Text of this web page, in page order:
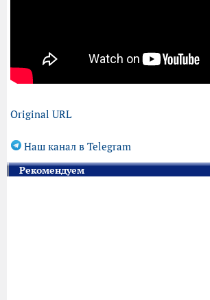
Original URL
Наш канал в Telegram
Рекомендуем